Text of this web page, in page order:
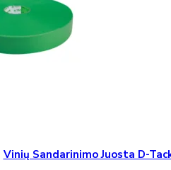
Vinių Sandarinimo Juosta D-